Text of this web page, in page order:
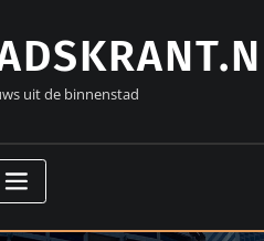
uit de binnenstad